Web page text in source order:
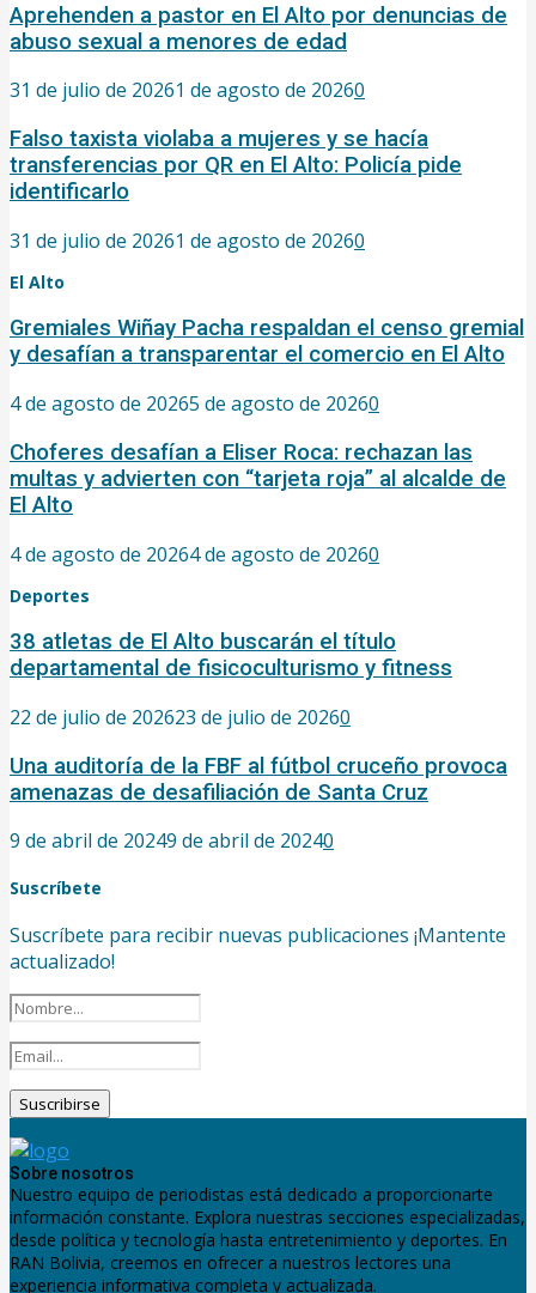
Aprehenden a pastor en El Alto por denuncias de
abuso sexual a menores de edad
31 de julio de 20261 de agosto de 20260
Falso taxista violaba a mujeres y se hacía
transferencias por QR en El Alto: Policía pide
identificarlo
31 de julio de 20261 de agosto de 20260
El Alto
Gremiales Wiñay Pacha respaldan el censo gremial
y desafían a transparentar el comercio en El Alto
4 de agosto de 20265 de agosto de 20260
Choferes desafían a Eliser Roca: rechazan las
multas y advierten con “tarjeta roja” al alcalde de
El Alto
4 de agosto de 20264 de agosto de 20260
Deportes
38 atletas de El Alto buscarán el título
departamental de fisicoculturismo y fitness
22 de julio de 202623 de julio de 20260
Una auditoría de la FBF al fútbol cruceño provoca
amenazas de desafiliación de Santa Cruz
9 de abril de 20249 de abril de 20240
Suscríbete
Suscríbete para recibir nuevas publicaciones ¡Mantente
actualizado!
Sobre nosotros
Nuestro equipo de periodistas está dedicado a proporcionarte
información constante. Explora nuestras secciones especializadas,
desde política y tecnología hasta entretenimiento y deportes. En
RAN Bolivia, creemos en ofrecer a nuestros lectores una
experiencia informativa completa y actualizada.